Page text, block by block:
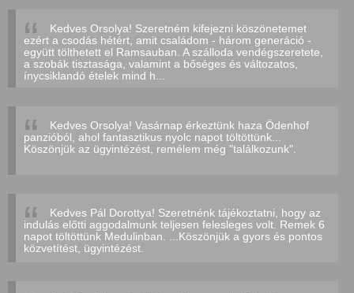
Kedves Orsolya! Szeretném kifejezni köszönetemet
ezért a csodás hétért, amit családom - három generáció -
együtt tölthetett el Ramsauban. A szálloda vendégszeretete,
a szobák tisztasága, valamint a bőséges és változatos,
ínycsiklandó ételek mind h...
Kedves Orsolya! Vasárnap érkeztünk haza Ödenhof
panzióból, ahol fantasztikus nyolc napot töltöttünk...
Köszönjük az ügyintézést, remélem még "találkozunk".
Kedves Pál Dorottya! Szeretnénk tájékoztatni, hogy az
indulás előtti aggodalmunk teljesen felesleges volt. Remek 6
napot töltöttünk Medulinban. ...Köszönjük a gyors és pontos
közvetítést, ügyintézést.